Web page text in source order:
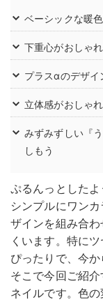
ベーシックな暖
下重心がおしゃ
プラスαのデザイ
立体感がおしゃ
みずみずしい『
しもう
ぷるんっとしたよ
シンプルにワン
ザインを組み合
くいます。特に
ぴったりで、今
そこで今回ご紹
ネイルです。色